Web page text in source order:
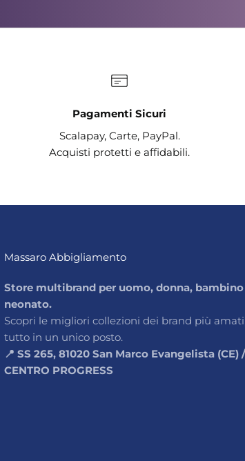
Pagamenti Sicuri
Scalapay, Carte, PayPal.
Acquisti protetti e affidabili.
Massaro Abbigliamento
Store multibrand per uomo, donna, bambino
neonato.
Scopri le migliori collezioni dei brand più
tutto in un unico posto.
📍 SS 265, 81020 San Marco Evangelista (CE) /
CENTRO PROGRESS